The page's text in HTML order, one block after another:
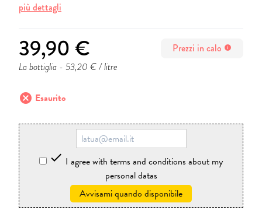
più dettagli
39,90 € Prezzi in calo info
La bottiglia - 53,20 € / litre
cancel Esaurito
 I agree with terms and conditions about my
personal datas
Avvisami quando disponibile